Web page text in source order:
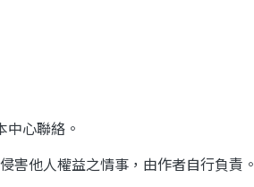
心聯絡。
害他人權益之情事，由作者自行負責。